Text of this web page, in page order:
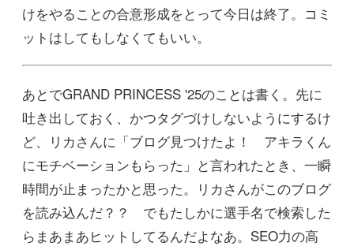
けをやることの合意形成をとって今日は終了。コミ
ットはしてもしなくてもいい。
あとでGRAND PRINCESS '25のことは書く。先に
吐き出しておく、かつタグづけしないようにするけ
ど、リカさんに「ブログ見つけたよ！ アキラくん
にモチベーションもらった」と言われたとき、一瞬
時間が止まったかと思った。リカさんがこのブログ
を読み込んだ？？ でもたしかに選手名で検索した
らまあまあヒットしてるんだよなあ。SEO力の高